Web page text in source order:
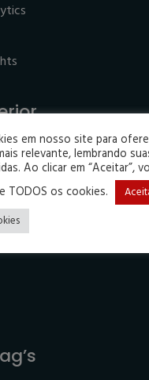
em nosso site para
relevante, lembrando
Ao clicar em “Aceitar”,
TODOS os cookies.